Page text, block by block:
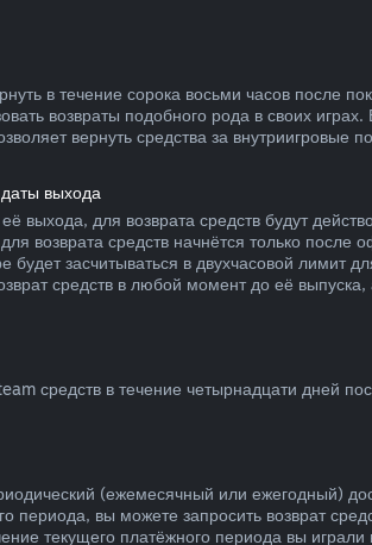
в течение сорока восьми часов после
возвраты подобного рода в своих
вернуть средства за внутриигровые
выхода
для возврата средств будут
возврата средств начнётся только
будет засчитываться в двухчасовой лимит
средств в любой момент до её
средств в течение четырнадцати дней
(ежемесячный или ежегодный)
периода, вы можете запросить возврат
текущего платёжного периода вы